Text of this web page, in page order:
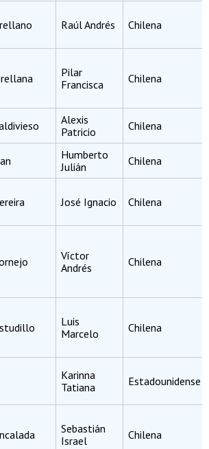
Raúl Andrés Chilena
Pilar
Francisca
Chilena
Alexis
Patricio
Chilena
Humberto
Julián
Chilena
José Ignacio Chilena
Víctor
Andrés
Chilena
Luis
Marcelo
Chilena
Karinna
Tatiana
Estadounidense
Sebastián
Israel
Chilena